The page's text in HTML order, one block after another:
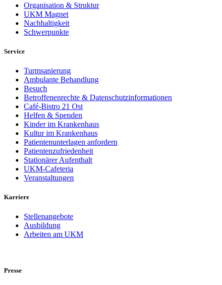
Organisation & Struktur
UKM Magnet
Nachhaltigkeit
Schwerpunkte
Service
Turmsanierung
Ambulante Behandlung
Besuch
Betroffenenrechte & Datenschutzinformationen
Café-Bistro 21 Ost
Helfen & Spenden
Kinder im Krankenhaus
Kultur im Krankenhaus
Patientenunterlagen anfordern
Patientenzufriedenheit
Stationärer Aufenthalt
UKM-Cafeteria
Veranstaltungen
Karriere
Stellenangebote
Ausbildung
Arbeiten am UKM
Presse